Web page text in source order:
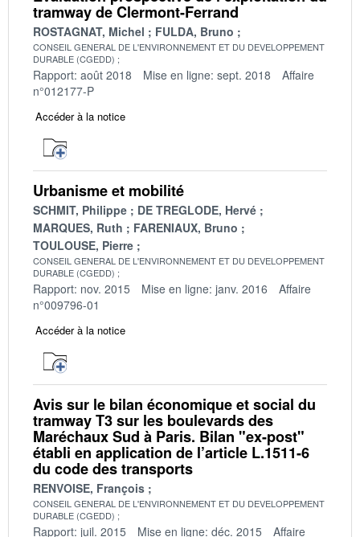
tramway de Clermont-Ferrand
ROSTAGNAT, Michel FULDA, Bruno
CONSEIL GENERAL DE L'ENVIRONNEMENT ET DU DEVELOPPEMENT
DURABLE (CGEDD)
Rapport: août 2018 Mise en ligne: sept. 2018
Affaire
n°012177-P
Accéder à la notice
Urbanisme et mobilité
SCHMIT, Philippe
DE TREGLODE, Hervé
MARQUES, Ruth
FARENIAUX, Bruno
TOULOUSE, Pierre
CONSEIL GENERAL DE L'ENVIRONNEMENT ET DU DEVELOPPEMENT
DURABLE (CGEDD)
Rapport: nov. 2015 Mise en ligne: janv. 2016
Affaire
n°009796-01
Accéder à la notice
Avis sur le bilan économique et social du
tramway T3 sur les boulevards des
Maréchaux Sud à Paris. Bilan "ex-post"
établi en application de l’article L.1511-6
du code des transports
RENVOISE, François
CONSEIL GENERAL DE L'ENVIRONNEMENT ET DU DEVELOPPEMENT
DURABLE (CGEDD)
Rapport: juil. 2015 Mise en ligne: déc. 2015
Affaire